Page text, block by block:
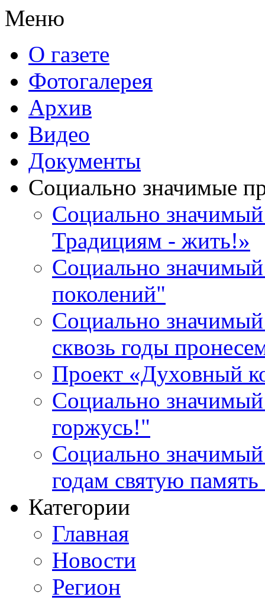
Меню
О газете
Фотогалерея
Архив
Видео
Документы
Социально значимые
Социально
Традициям - жить!»
Социально значимый
поколений"
Социально
сквозь годы
Проект «Духовный
Социально
горжусь!"
Социально
годам святую
Категории
Главная
Новости
Регион